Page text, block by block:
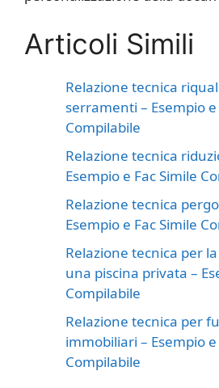
Articoli Simili
Relazione tecnica
serramenti – Esempio e
Compilabile
Relazione tecnica
Esempio e Fac Simile
Relazione tecnica
Esempio e Fac Simile
Relazione tecnica per
una piscina privata​​ –
Compilabile
Relazione tecnica per
immobiliari​​ – Esempio e
Compilabile